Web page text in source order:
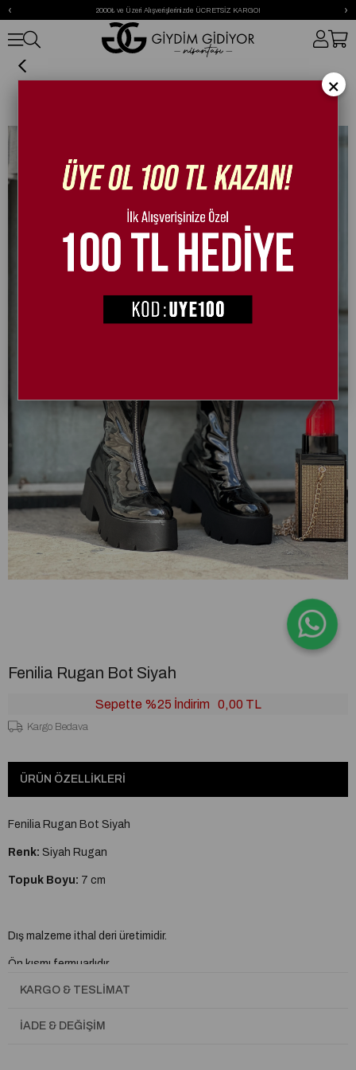
2000₺ ve Üzeri Alışverişlerinizde ÜCRETSİZ KARGO!
‹ ›
Fenilia Rugan Bot Siyah
Fenilia Rugan Bot Siyah
Sepette %25 İndirim 0,00 TL
Kargo Bedava
ÜRÜN ÖZELLIKLERI
Fenilia Rugan Bot Siyah
Renk: Siyah Rugan
Topuk Boyu: 7 cm
Dış malzeme ithal deri üretimidir.
Ön kısmı fermuarlıdır.
38 numara için çizme uzunluğu 52, baldır çevresi genişliği 39
KARGO & TESLIMAT
İADE & DEĞIŞIM
×